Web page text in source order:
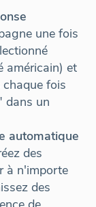
une fois
américain) et
fois
dans un
automatique
des
à n'importe
des